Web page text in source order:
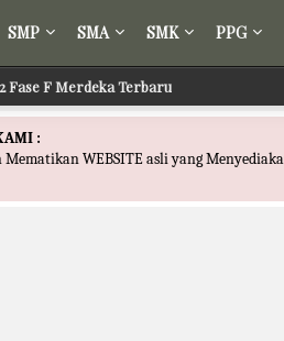
SMP SMA SMK PPG
Fase F Merdeka Terbaru
:
WEBSITE asli yang